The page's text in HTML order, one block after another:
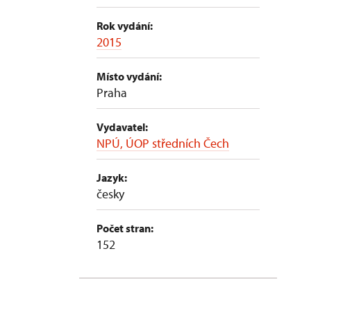
Rok vydání:
2015
Místo vydání:
Praha
Vydavatel:
NPÚ, ÚOP středních Čech
Jazyk:
česky
Počet stran:
152